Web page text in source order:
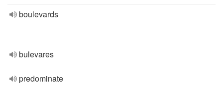
boulevards
bulevares
predominate